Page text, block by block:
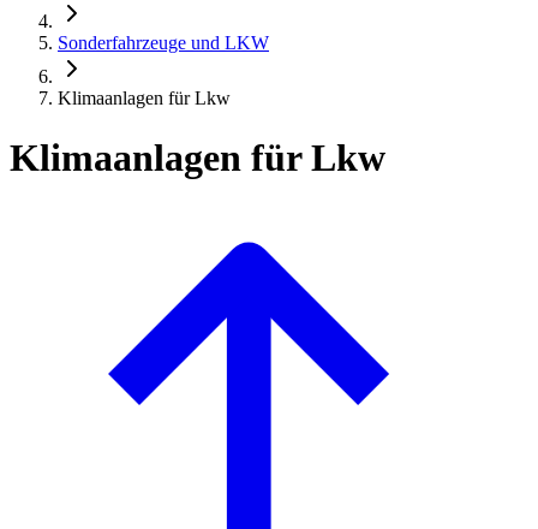
Sonderfahrzeuge und LKW
Klimaanlagen für Lkw
Klimaanlagen für Lkw